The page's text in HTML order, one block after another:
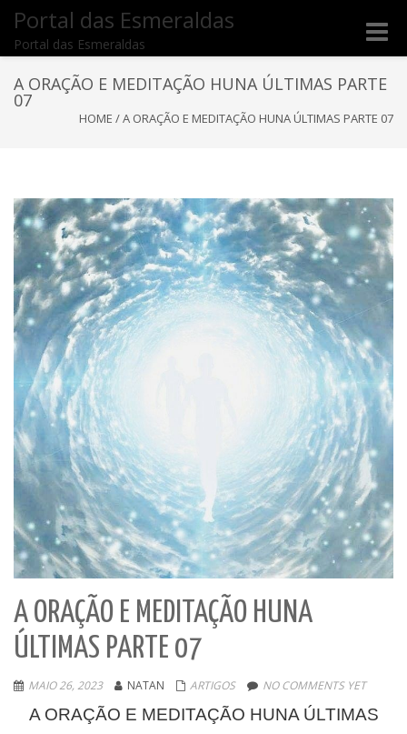
Portal das Esmeraldas
Portal das Esmeraldas
Toggle
A ORAÇÃO E MEDITAÇÃO HUNA ÚLTIMAS PARTE
07
HOME /A ORAÇÃO E MEDITAÇÃO HUNA ÚLTIMAS PARTE 07
A ORAÇÃO E MEDITAÇÃO HUNA
ÚLTIMAS PARTE 07
MAIO 26, 2023 NATAN ARTIGOS NO COMMENTS YET
A ORAÇÃO E MEDITAÇÃO HUNA ÚLTIMAS